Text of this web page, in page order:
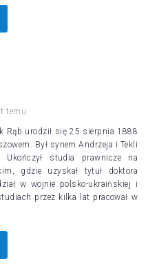
temu
Rąb urodził się 25 sierpnia 1888
Był synem Andrzeja i Tekli
Ukończył studia prawnicze na
gdzie uzyskał tytuł doktora
w wojnie polsko-ukraińskiej i
przez kilka lat pracował w